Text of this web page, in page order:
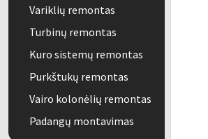
Variklių remontas
Turbinų remontas
Kuro sistemų remontas
Purkštukų remontas
Vairo kolonėlių remontas
Padangų montavimas